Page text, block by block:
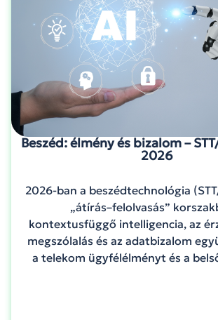
Beszéd: élmény és bizalom –
2026
2026-ban a beszédtechnológia
„átírás–felolvasás”
kontextusfüggő intelligencia, az
megszólalás és az adatbizalom
a telekom ügyfélélményt és a